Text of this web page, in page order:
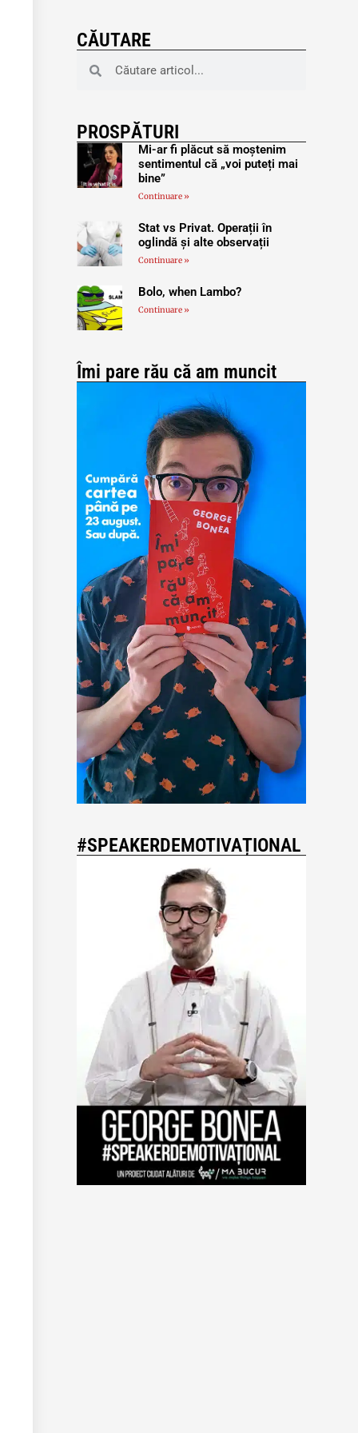
CĂUTARE
PROSPĂTURI
Mi-ar fi plăcut să moștenim
sentimentul că „voi puteți mai
bine”
Continuare »
Stat vs Privat. Operații în
oglindă și alte observații
Continuare »
Bolo, when Lambo?
Continuare »
Îmi pare rău că am muncit
#SPEAKERDEMOTIVAȚIONAL